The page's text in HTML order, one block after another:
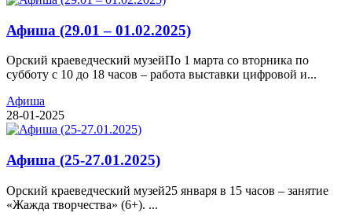
Афиша (29.01 – 01.02.2025)
Орский краеведческий музейПо 1 марта со вторника по
субботу с 10 до 18 часов – работа выставки цифровой и...
Афиша
28-01-2025
Афиша (25-27.01.2025)
Орский краеведческий музей25 января в 15 часов – занятие
«Жажда творчества» (6+). ...